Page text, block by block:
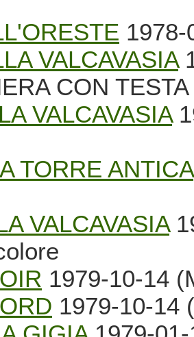
VALCAVASIA
CON
VALCAVASIA
TORRE ANTICA
VALCAVASIA
1979-10-14
1979-10-14